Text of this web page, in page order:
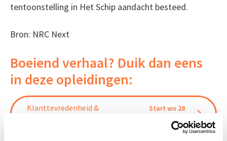
tentoonstelling in Het Schip aandacht besteed.
Bron: NRC Next
Boeiend verhaal? Duik dan eens
in deze opleidingen:
Klanttevredenheid &
Start wo 28